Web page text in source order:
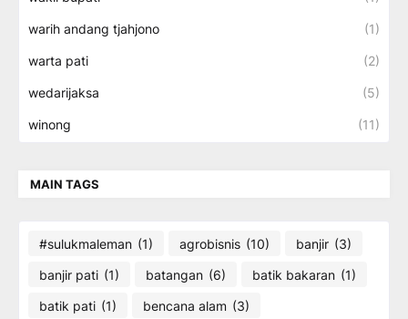
warih andang tjahjono (1)
warta pati (2)
wedarijaksa (5)
winong (11)
MAIN TAGS
#sulukmaleman (1) agrobisnis (10) banjir (3)
banjir pati (1) batangan (6) batik bakaran (1)
batik pati (1) bencana alam (3)